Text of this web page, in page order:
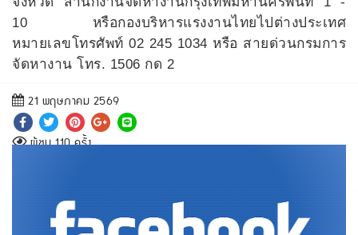
10 หรือกองบริหารแรงงานไทยไปต่างประเทศ
หมายเลขโทรศัพท์ 02 245 1034 หรือ สายด่วนกรมการ
จัดหางาน โทร. 1506 กด 2
21 พฤษภาคม 2569
ผู้ชม 110 ครั้ง